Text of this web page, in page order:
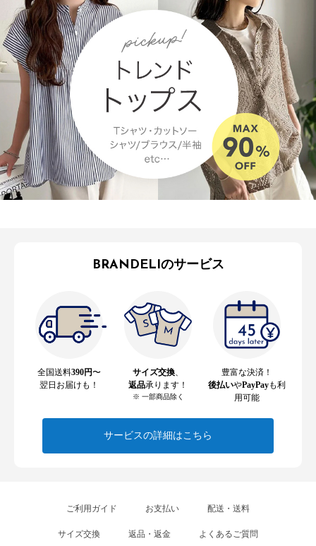
BRANDELIのサービス
全国送料390円〜
翌日お届けも！
サイズ交換
返品承ります！
※ 一部商品除く
豊富な決済！
後払いやPayPayも利
用可能
サービスの詳細はこちら
ご利用ガイド お支払い 配送・送料
サイズ交換 返品・返金 よくあるご質問